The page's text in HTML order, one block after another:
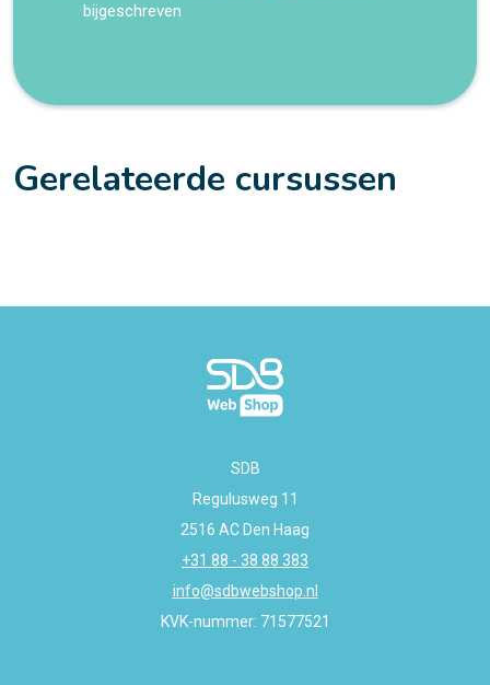
bijgeschreven
Gerelateerde cursussen
SDB
Regulusweg 11
2516 AC Den Haag
+31 88 - 38 88 383
info@sdbwebshop.nl
KVK-nummer: 71577521